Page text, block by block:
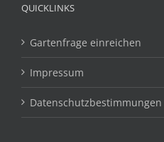
QUICKLINKS
Gartenfrage einreichen
Impressum
Datenschutzbestimmungen